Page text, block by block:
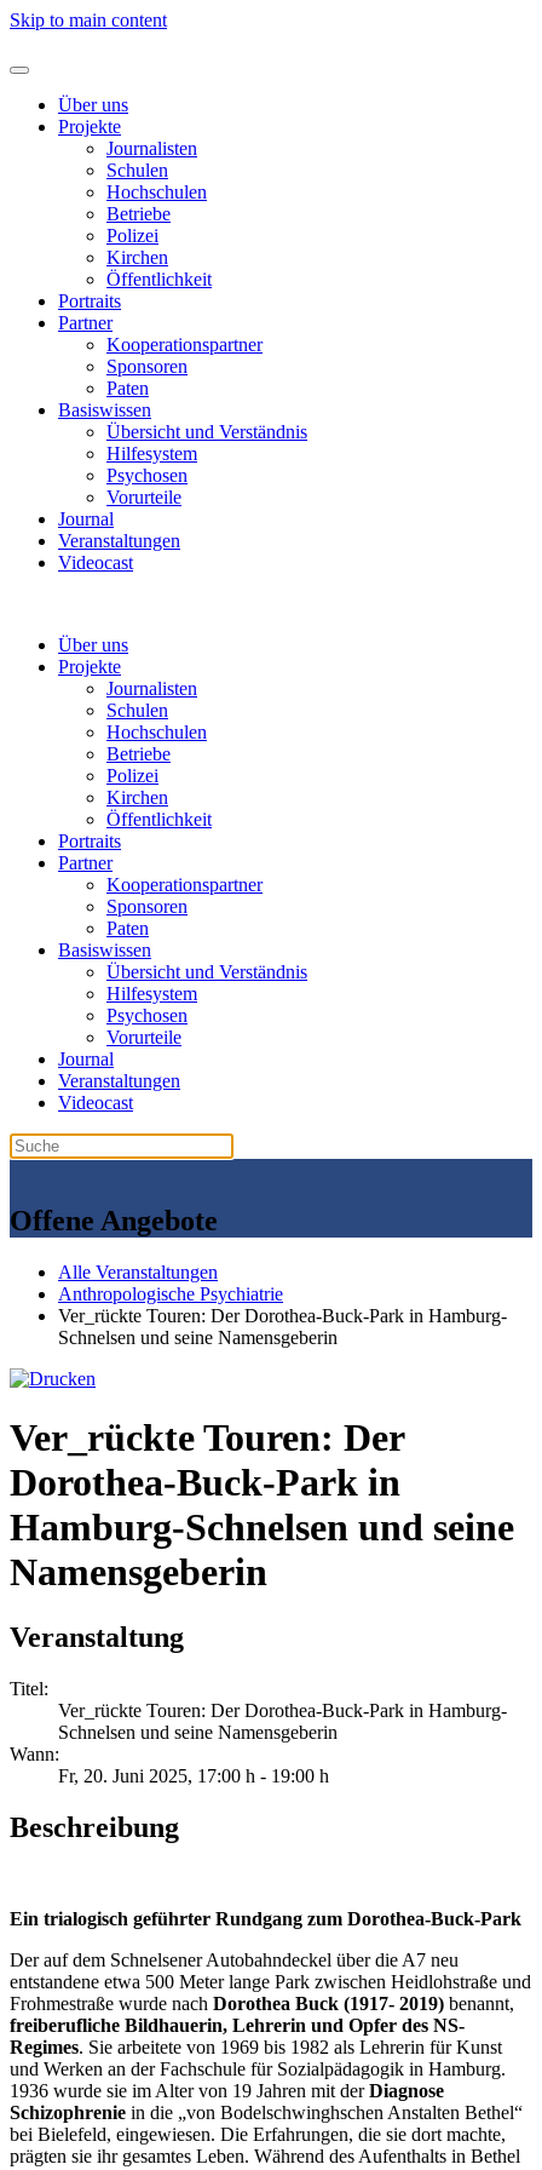
Skip to main content
Über uns
Projekte
Journalisten
Schulen
Hochschulen
Betriebe
Polizei
Kirchen
Öffentlichkeit
Portraits
Partner
Kooperationspartner
Sponsoren
Paten
Basiswissen
Übersicht und Verständnis
Hilfesystem
Psychosen
Vorurteile
Journal
Veranstaltungen
Videocast
Über uns
Projekte
Journalisten
Schulen
Hochschulen
Betriebe
Polizei
Kirchen
Öffentlichkeit
Portraits
Partner
Kooperationspartner
Sponsoren
Paten
Basiswissen
Übersicht und Verständnis
Hilfesystem
Psychosen
Vorurteile
Journal
Veranstaltungen
Videocast
Offene Angebote
Alle Veranstaltungen
Anthropologische Psychiatrie
Ver_rückte Touren: Der Dorothea-Buck-Park in Hamburg-
Schnelsen und seine Namensgeberin
Ver_rückte Touren: Der
Dorothea-Buck-Park in
Hamburg-Schnelsen und seine
Namensgeberin
Veranstaltung
Titel:
Ver_rückte Touren: Der Dorothea-Buck-Park in Hamburg-
Schnelsen und seine Namensgeberin
Wann:
Fr, 20. Juni 2025, 17:00 h - 19:00 h
Beschreibung
Ein trialogisch geführter Rundgang zum Dorothea-Buck-Park
Der auf dem Schnelsener Autobahndeckel über die A7 neu
entstandene etwa 500 Meter lange Park zwischen Heidlohstraße und
Frohmestraße wurde nach Dorothea Buck (1917- 2019) benannt,
freiberufliche Bildhauerin, Lehrerin und Opfer des NS-
Regimes. Sie arbeitete von 1969 bis 1982 als Lehrerin für Kunst
und Werken an der Fachschule für Sozialpädagogik in Hamburg.
1936 wurde sie im Alter von 19 Jahren mit derDiagnose
Schizophrenie in die „von Bodelschwinghschen Anstalten Bethel“
bei Bielefeld, eingewiesen. Die Erfahrungen, die sie dort machte,
prägten sie ihr gesamtes Leben. Während des Aufenthalts in Bethel